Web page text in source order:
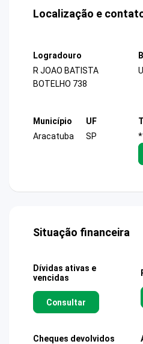
Localização e
Logradouro
R JOAO BATISTA
BOTELHO 738
Município
Aracatuba
UF
SP
Situação financeira
Dívidas ativas e
vencidas
Consultar
Cheques devolvidos